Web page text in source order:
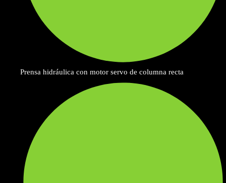
Prensa hidráulica con motor servo de columna recta